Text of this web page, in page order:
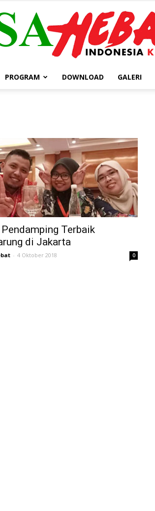
HEBAT
PROGRAM DOWNLOAD GALERI
Terbaik
di Jakarta
- 4 Oktober 2018 0